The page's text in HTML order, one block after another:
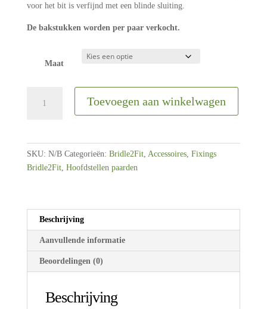
voor het bit is verfijnd met een blinde sluiting.
De bakstukken worden per paar verkocht.
Maat
Toevoegen aan winkelwagen
SKU: N/B Categorieën: Bridle2Fit, Accessoires, Fixings
Bridle2Fit, Hoofdstellen paarden
Beschrijving
Aanvullende informatie
Beoordelingen (0)
Beschrijving